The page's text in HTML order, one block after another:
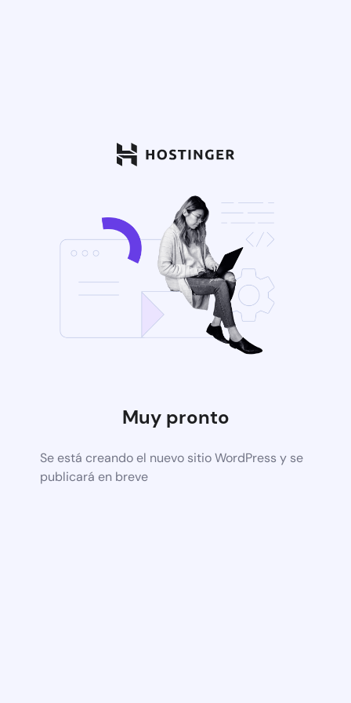
Muy pronto
Se está creando el nuevo sitio WordPress y se
publicará en breve